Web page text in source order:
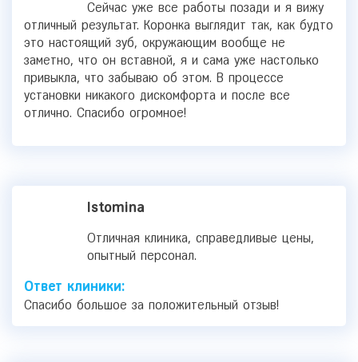
Сейчас уже все работы позади и я вижу
отличный результат. Коронка выглядит так, как будто
это настоящий зуб, окружающим вообще не
заметно, что он вставной, я и сама уже настолько
привыкла, что забываю об этом. В процессе
установки никакого дискомфорта и после все
отлично. Спасибо огромное!
Istomina
Отличная клиника, справедливые цены,
опытный персонал.
Ответ клиники:
Спасибо большое за положительный отзыв!